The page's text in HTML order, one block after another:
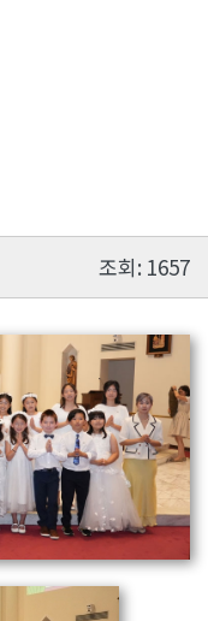
조회: 1657